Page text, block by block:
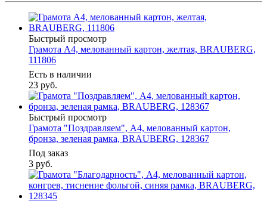
Быстрый просмотр
Грамота А4, мелованный картон, желтая, BRAUBERG,
111806
Есть в наличии
23 руб.
Быстрый просмотр
Грамота "Поздравляем", А4, мелованный картон,
бронза, зеленая рамка, BRAUBERG, 128367
Под заказ
3 руб.